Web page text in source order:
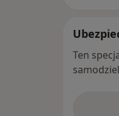
Ten